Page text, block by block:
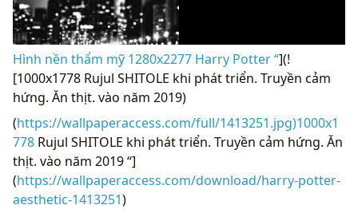
Hình nền thẩm mỹ 1280x2277 Harry Potter “](!
[1000x1778 Rujul SHITOLE khi phát triển. Truyền cảm
hứng. Ăn thịt. vào năm 2019)
(https://wallpaperaccess.com/full/1413251.jpg)1000x1
778 Rujul SHITOLE khi phát triển. Truyền cảm hứng. Ăn
thịt. vào năm 2019 “]
(https://wallpaperaccess.com/download/harry-potter-
aesthetic-1413251)